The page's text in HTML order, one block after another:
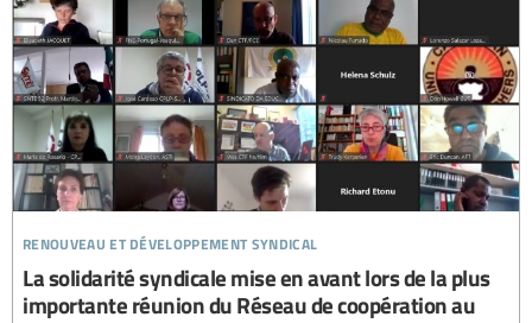
renouveau et développement syndical
La solidarité syndicale mise en avant lors de la plus
importante réunion du Réseau de coopération au